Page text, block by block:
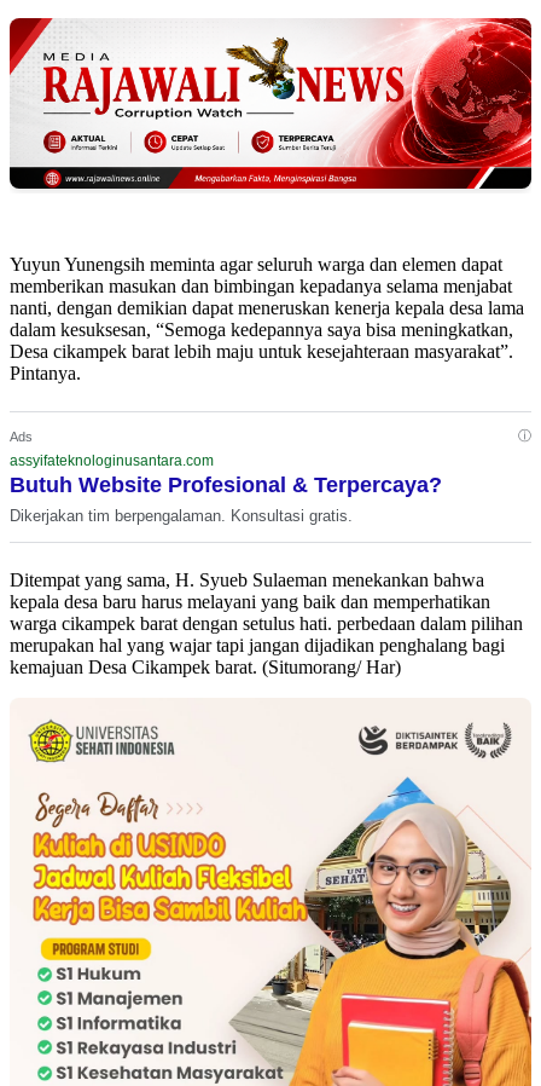
Yuyun Yunengsih meminta agar seluruh warga dan elemen dapat
memberikan masukan dan bimbingan kepadanya selama menjabat
nanti, dengan demikian dapat meneruskan kenerja kepala desa lama
dalam kesuksesan, “Semoga kedepannya saya bisa meningkatkan,
Desa cikampek barat lebih maju untuk kesejahteraan masyarakat”.
Pintanya.
Ads ⓘ
assyifateknologinusantara.com
Butuh Website Profesional & Terpercaya?
Dikerjakan tim berpengalaman. Konsultasi gratis.
Ditempat yang sama, H. Syueb Sulaeman menekankan bahwa
kepala desa baru harus melayani yang baik dan memperhatikan
warga cikampek barat dengan setulus hati. perbedaan dalam pilihan
merupakan hal yang wajar tapi jangan dijadikan penghalang bagi
kemajuan Desa Cikampek barat. (Situmorang/ Har)